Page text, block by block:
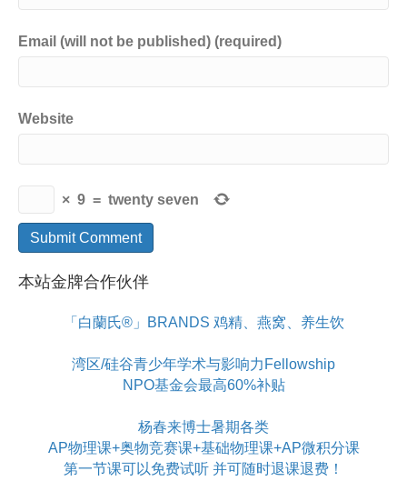
Email (will not be published) (required)
Website
× 9 = twenty seven
本站金牌合作伙伴
「白蘭氏®」BRANDS 鸡精、燕窝、养生饮
湾区/硅谷青少年学术与影响力Fellowship
NPO基金会最高60%补贴
杨春来博士暑期各类
AP物理课+奥物竞赛课+基础物理课+AP微积分课
第一节课可以免费试听 并可随时退课退费！